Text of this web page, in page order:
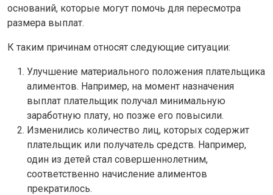
оснований, которые могут помочь для пересмотра
размера выплат.
К таким причинам относят следующие ситуации:
Улучшение материального положения плательщика
алиментов. Например, на момент назначения
выплат плательщик получал минимальную
заработную плату, но позже его повысили.
Изменились количество лиц, которых содержит
плательщик или получатель средств. Например,
один из детей стал совершеннолетним,
соответственно начисление алиментов
прекратилось.